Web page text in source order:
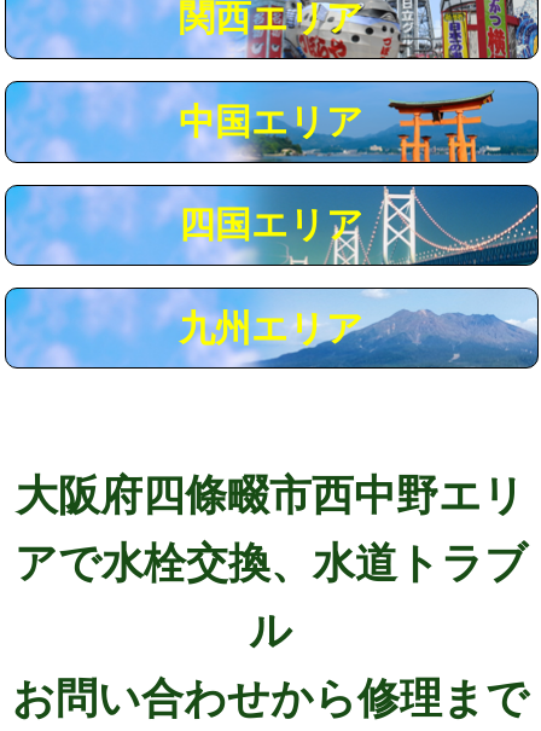
モルタル補修（厚さ10㎝超え） 38,500円
追加人工 16,500円
現場見積
※給水管工事は20mmまでの価格です。
関西エリア
中国エリア
四国エリア
九州エリア
大阪府四條畷市西中野エリ
アで水栓交換、水道トラブ
ル
お問い合わせから修理まで